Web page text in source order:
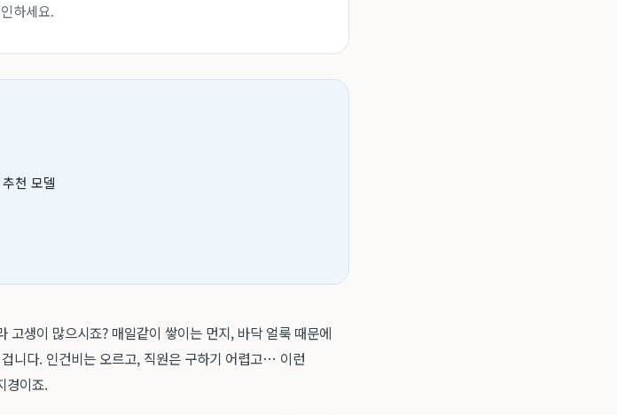
하세요.
천 모델
생이 많으시죠? 매일같이 쌓이는 먼지, 바닥 얼룩 때문에
니다. 인건비는 오르고, 직원은 구하기 어렵고… 이런
경이죠.